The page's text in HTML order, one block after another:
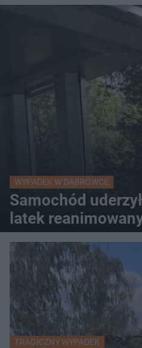
WYPADEK W DĄBRÓWCE
Samochód
latek
TRAGICZNY WYPADEK